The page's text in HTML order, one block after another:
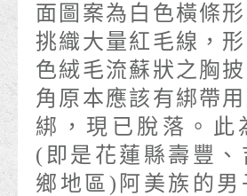
面圖案為白色橫條
挑織大量紅毛線，
色絨毛流蘇狀之胸
角原本應該有綁帶
綁，現已脫落。此
(即是花蓮縣壽豐、
鄉地區)阿美族的男